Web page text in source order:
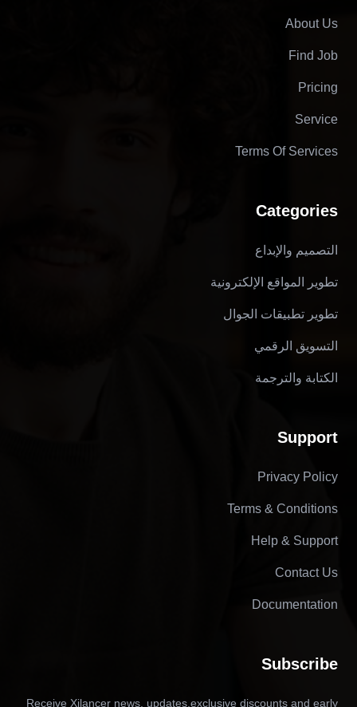
About Us
Find Job
Pricing
Service
Terms Of Services
Categories
التصميم والإبداع
تطوير المواقع الإلكترونية
تطوير تطبيقات الجوال
التسويق الرقمي
الكتابة والترجمة
Support
Privacy Policy
Terms & Conditions
Help & Support
Contact Us
Documentation
Subscribe
Receive Xilancer news, updates,exclusive discounts and early